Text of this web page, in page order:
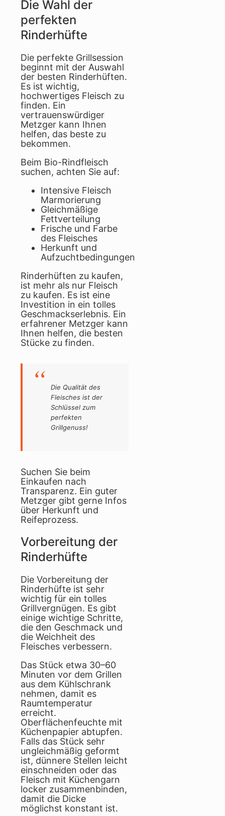
Die Wahl der
perfekten
Rinderhüfte
Die perfekte Grillsession
beginnt mit der Auswahl
der besten Rinderhüften.
Es ist wichtig,
hochwertiges Fleisch zu
finden. Ein
vertrauenswürdiger
Metzger kann Ihnen
helfen, das beste zu
bekommen.
Beim Bio-Rindfleisch
suchen, achten Sie auf:
Intensive Fleisch
Marmorierung
Gleichmäßige
Fettverteilung
Frische und Farbe
des Fleisches
Herkunft und
Aufzuchtbedingungen
Rinderhüften zu kaufen,
ist mehr als nur Fleisch
zu kaufen. Es ist eine
Investition in ein tolles
Geschmackserlebnis. Ein
erfahrener Metzger kann
Ihnen helfen, die besten
Stücke zu finden.
Die Qualität des
Fleisches ist der
Schlüssel zum
perfekten
Grillgenuss!
Suchen Sie beim
Einkaufen nach
Transparenz. Ein guter
Metzger gibt gerne Infos
über Herkunft und
Reifeprozess.
Vorbereitung der
Rinderhüfte
Die Vorbereitung der
Rinderhüfte ist sehr
wichtig für ein tolles
Grillvergnügen. Es gibt
einige wichtige Schritte,
die den Geschmack und
die Weichheit des
Fleisches verbessern.
Das Stück etwa 30–60
Minuten vor dem Grillen
aus dem Kühlschrank
nehmen, damit es
Raumtemperatur
erreicht.
Oberflächenfeuchte mit
Küchenpapier abtupfen.
Falls das Stück sehr
ungleichmäßig geformt
ist, dünnere Stellen leicht
einschneiden oder das
Fleisch mit Küchengarn
locker zusammenbinden,
damit die Dicke
möglichst konstant ist.